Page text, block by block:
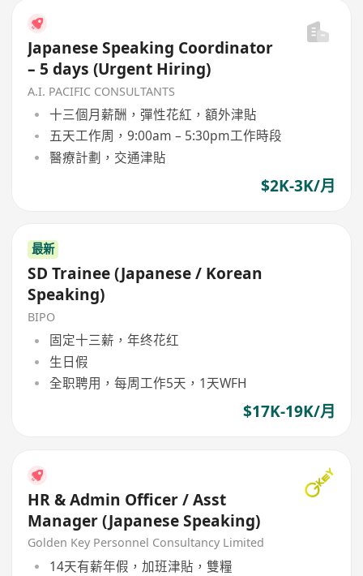
Japanese Speaking Coordinator
– 5 days (Urgent Hiring)
A.I. PACIFIC CONSULTANTS
十三個月薪酬，彈性花紅，額外津貼
五天工作周，9:00am – 5:30pm工作時段
醫療計劃，交通津貼
$2K-3K/月
最新
SD Trainee (Japanese / Korean
Speaking)
BIPO
固定十三薪，年终花红
生日假
全职聘用，每周工作5天，1天WFH
$17K-19K/月
HR & Admin Officer / Asst
Manager (Japanese Speaking)
Golden Key Personnel Consultancy Limited
14天有薪年假，加班津貼，雙糧